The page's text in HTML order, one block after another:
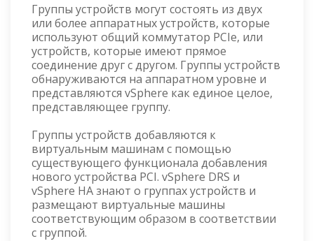
Группы устройств могут состоять из двух
или более аппаратных устройств, которые
используют общий коммутатор PCIe, или
устройств, которые имеют прямое
соединение друг с другом. Группы устройств
обнаруживаются на аппаратном уровне и
представляются vSphere как единое целое,
представляющее группу.
Группы устройств добавляются к
виртуальным машинам с помощью
существующего функционала добавления
нового устройства PCI. vSphere DRS и
vSphere HA знают о группах устройств и
размещают виртуальные машины
соответствующим образом в соответствии
с группой.